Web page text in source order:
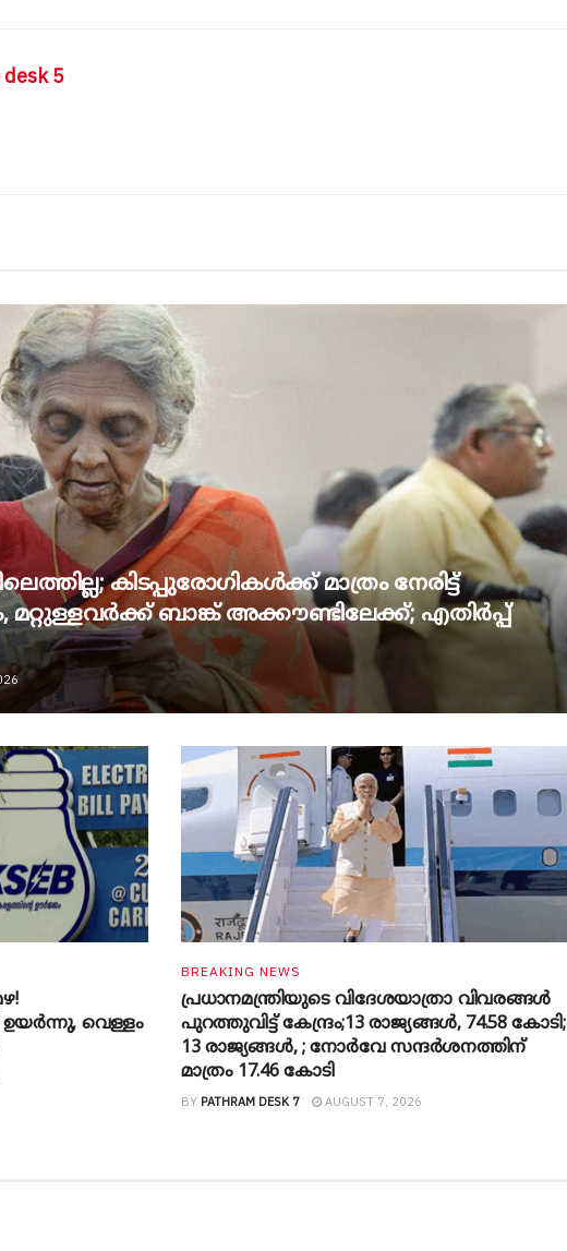
5
കിടപ്പുരോഗികൾക്ക് മാത്രം നേരിട്ട്
ബാങ്ക് അക്കൗണ്ടിലേക്ക്; എതിർപ്പ്
വെള്ളം
BREAKING NEWS
പ്രധാനമന്ത്രിയുടെ വിദേശയാത്രാ വിവരങ്ങൾ
പുറത്തുവിട്ട് കേന്ദ്രം;13 രാജ്യങ്ങൾ, 74.58 കോടി;
13 രാജ്യങ്ങൾ, ; നോർവേ സന്ദർശനത്തിന്
മാത്രം 17.46 കോടി
BY PATHRAM DESK 7 AUGUST 7, 2026